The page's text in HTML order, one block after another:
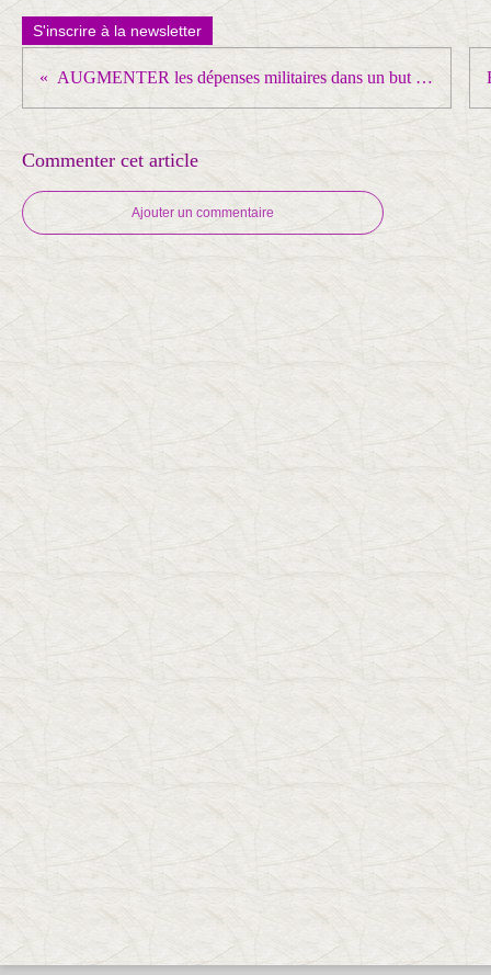
S'inscrire à la newsletter
AUGMENTER les dépenses militaires dans un but IMPERIALISTE ... et CONTRE les chômeurs, les retraités,, l'hôpital, l'école ....
Commenter cet article
Ajouter un commentaire